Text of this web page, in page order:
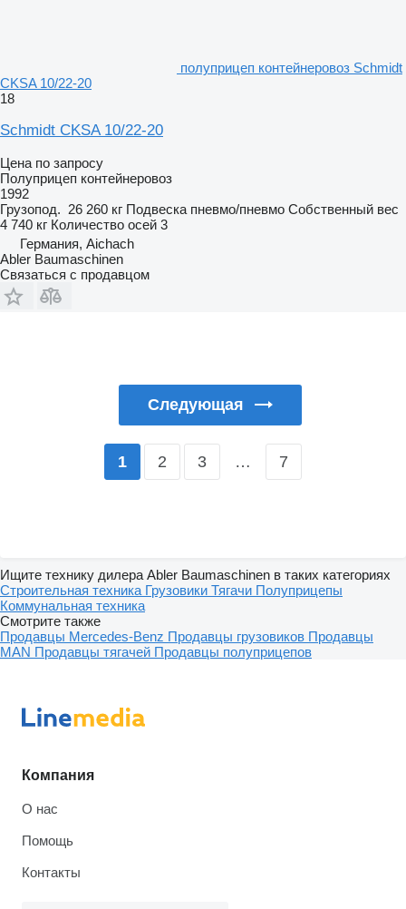
полуприцеп контейнеровоз Schmidt
CKSA 10/22-20
18
Schmidt CKSA 10/22-20
Цена по запросу
Полуприцеп контейнеровоз
1992
Грузопод. 26 260 кг Подвеска пневмо/пневмо Собственный вес
4 740 кг Количество осей 3
Германия, Aichach
Abler Baumaschinen
Связаться с продавцом
Следующая
1 2 3 … 7
Ищите технику дилера Abler Baumaschinen в таких категориях
Строительная техника Грузовики Тягачи Полуприцепы
Коммунальная техника
Смотрите также
Продавцы Mercedes-Benz Продавцы грузовиков Продавцы
MAN Продавцы тягачей Продавцы полуприцепов
Компания
О нас
Помощь
Контакты